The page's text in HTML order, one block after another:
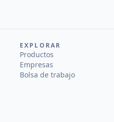
EXPLORAR
Productos
Empresas
Bolsa de trabajo